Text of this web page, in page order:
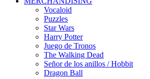
Vocaloid
Puzzles
Star Wars
Harry Potter
Juego de Tronos
The Walking Dead
Señor de los anillos / Hobbit
Dragon Ball